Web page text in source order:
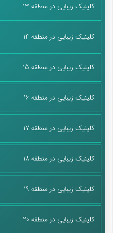
کلینیک زیبایی در منطقه 13
کلینیک زیبایی در منطقه 14
کلینیک زیبایی در منطقه 15
کلینیک زیبایی در منطقه 16
کلینیک زیبایی در منطقه 17
کلینیک زیبایی در منطقه 18
کلینیک زیبایی در منطقه 19
کلینیک زیبایی در منطقه 20